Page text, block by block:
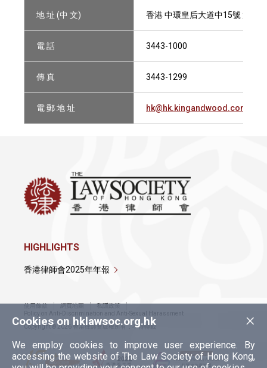
地 址 (中 文) 香港 中環皇后大道中15號 置地
電 話 3443-1000
傳 真 3443-1299
電 郵 地 址 hk@hk.kingandwood.com
×
Cookies on hklawsoc.org.hk
We employ cookies to improve user experience. By
accessing the website of The Law Society of Hong Kong,
HIGHLIGHTS
香港律師會2025年年報
使用條款 網頁地圖
私隱政策
Policy on Anti-Discrimination and Anti-Sexual Harassment
Copyright © 2026 香港律師會版權所有，不得轉載